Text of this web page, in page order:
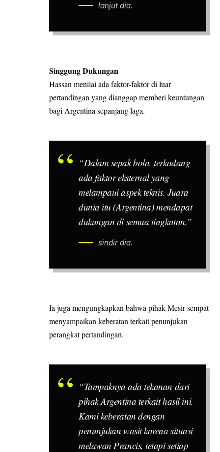
lanjut dia.
Singgung Dukungan
Hassan menilai ada faktor-faktor di luar
pertandingan yang dianggap memberi keuntungan
bagi Argentina sepanjang laga.
“Dalam sepak bola, terkadang
ada faktor eksternal yang
melampaui aspek teknis. Juara
dunia itu (Argentina) mendapat
dukungan di semua tingkatan,”
sindir dia.
Ia juga mengungkapkan bahwa pihak Mesir sempat
menyampaikan keberatan terkait penunjukan
perangkat pertandingan.
“Tampaknya ada tekanan dari
pihak Argentina terkait hasil ini.
Kami keberatan dengan
penunjukan wasit karena situasi
melawan Prancis, tetapi setiap